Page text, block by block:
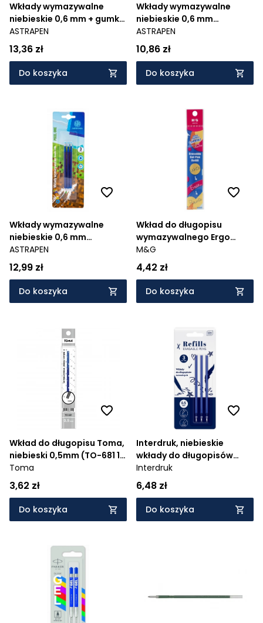
Wkłady wymazywalne
niebieskie 0,6 mm + gumka
do długopisów
wymazywalnych i ołówków
ASTRAPEN Oops! PIXEL ONE
- 2 + 1
ASTRAPEN
13,36 zł
Do koszyka
Wkłady wymazywalne
niebieskie 0,6 mm
ASTRAPEN Oops! UNICORN
ASTRAPEN
10,86 zł
Do koszyka
Wkłady wymazywalne
niebieskie 0,6 mm
ASTRAPEN Oops! PIXEL ONE
- 3 szt
ASTRAPEN
12,99 zł
Do koszyka
Wkład do długopisu
wymazywalnego Ergo
Girls, Boys - 0,7mm
M&G
4,42 zł
Do koszyka
Wkład do długopisu Toma,
niebieski 0,5mm (TO-681 1
2)
Toma
3,62 zł
Do koszyka
Interdruk, niebieskie
wkłady do długopisów
ścieralnych
Interdruk
6,48 zł
Do koszyka